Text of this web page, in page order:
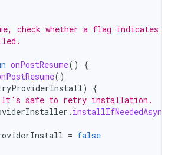
check whether a flag indicates
onPostResume()
{
()
)
{
safe to retry installation.
. installIfNeededAsync
= false